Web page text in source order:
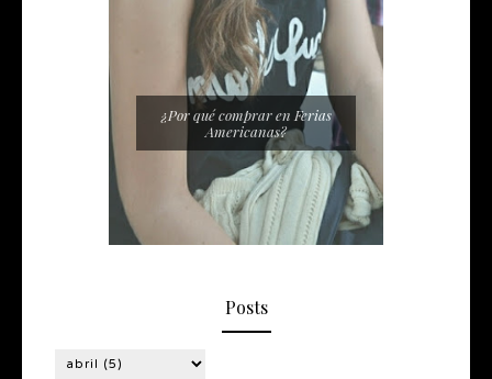
¿Por qué comprar en Ferias
Americanas?
Posts